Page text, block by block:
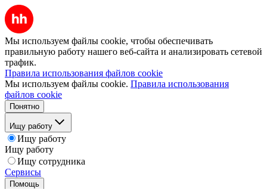
Мы используем файлы cookie, чтобы обеспечивать
правильную работу нашего веб-сайта и анализировать сетевой
трафик.
Правила использования файлов cookie
Мы используем файлы cookie. Правила использования
файлов cookie
Понятно
Ищу работу
Ищу работу
Ищу работу
Ищу сотрудника
Сервисы
Помощь